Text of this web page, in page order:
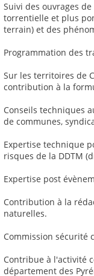
Suivi des ouvrages
torrentielle et plus
terrain) et des
Programmation des
Sur les territoires de
contribution à la
Conseils techniques
de communes,
Expertise technique
risques de la DDTM
Expertise post
Contribution à la
naturelles.
Commission sécurité
Contribue à l'activité
département des